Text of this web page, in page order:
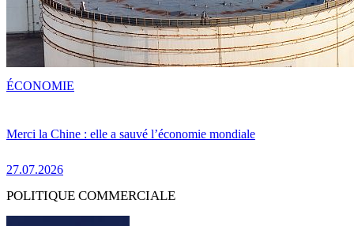
Merci la Chine : elle a sauvé l’économie mondiale
27.07.2026
ÉCONOMIE
POLITIQUE COMMERCIALE